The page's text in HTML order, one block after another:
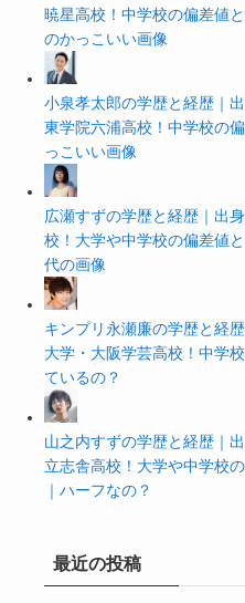
暁星高校！中学校の偏差値
のかっこいい画像
小泉孝太郎の学歴と経歴｜
東学院六浦高校！中学校の
っこいい画像
広瀬すずの学歴と経歴｜出
校！大学や中学校の偏差値
代の画像
キンプリ永瀬廉の学歴と経
大学・大阪学芸高校！中学
ているの？
山之内すずの学歴と経歴｜
立志舎高校！大学や中学校
｜ハーフなの？
最近の投稿